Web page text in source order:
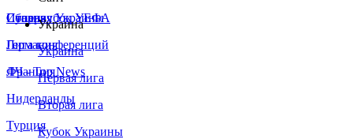
Сборная Украины
Италия
Германия
Франция
Нидерланды
Турция
Суперкубок УЕФА
Лига конференций
ЛЧ - Top News
Украина
Украина
Первая лига
Вторая лига
Кубок Украины